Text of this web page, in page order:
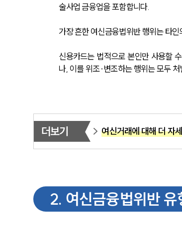
술사업 금융업을 포함합니다.
가장 흔한 여신금융법위반 행위는 타
신용카드는 법적으로 본인만 사용할
나, 이를 위조·변조하는 행위는 모두 처
더보기 여신거래에 대해 더 자
2. 여신금융법위반 유